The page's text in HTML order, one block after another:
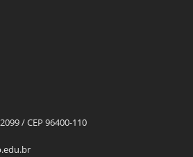
/ CEP 96400-110